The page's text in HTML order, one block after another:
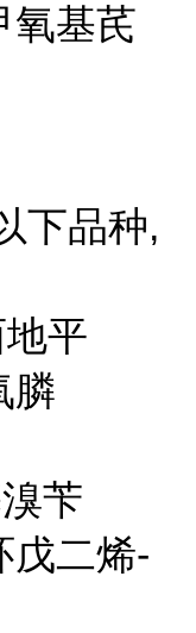
氧基芪
下品种,
平
膦
苄
戊二烯-